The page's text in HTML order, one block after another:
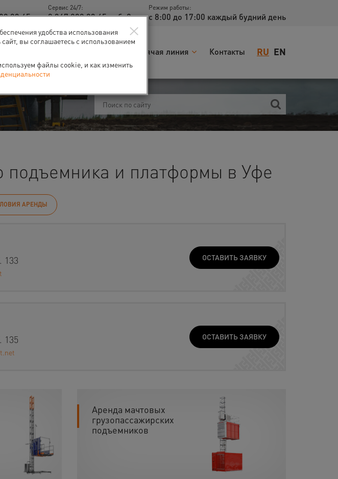
93 45
Сервис 24/7:
8 347 200 93 45 доб. 2
Режим работы:
с 8:00 до 17:00 каждый будний день
RU EN
Горячая линия Контакты
подъемника и платформы в Уфе
АРЕНДЫ
133
ОСТАВИТЬ ЗАЯВКУ
135
ОСТАВИТЬ ЗАЯВКУ
Аренда мачтовых
грузопассажирских
подъемников
×
удобства использования
вы соглашаетесь с использованием
файлы cookie, и как изменить